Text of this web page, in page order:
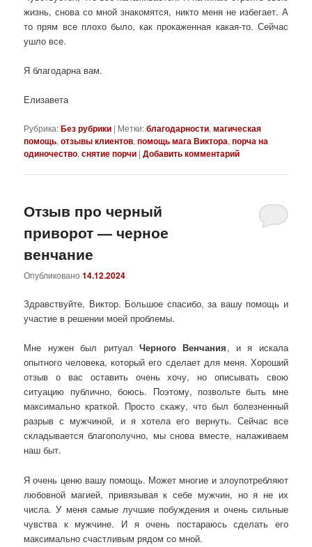
жизнь, снова со мной знакомятся, никто меня не избегает. А
то прям все плохо было, как прокаженная какая-то. Сейчас
ушло все.
Я благодарна вам.
Елизавета
Рубрика:Без рубрики | Метки:благодарности,магическая
помощь,отзывы клиентов,помощь мага Виктора,порча на
одиночество,снятие порчи |Добавить комментарий
Отзыв про черный
приворот — черное
венчание
Опубликовано14.12.2024
Здравствуйте, Виктор. Большое спасибо, за вашу помощь и
участие в решении моей проблемы.
Мне нужен был ритуал Черного Венчания, и я искала
опытного человека, который его сделает для меня. Хороший
отзыв о вас оставить очень хочу, но описывать свою
ситуацию публично, боюсь. Поэтому, позвольте быть мне
максимально краткой. Просто скажу, что был болезненный
разрыв с мужчиной, и я хотела его вернуть. Сейчас все
складывается благополучно, мы снова вместе, налаживаем
наш быт.
Я очень ценю вашу помощь. Может многие и злоупотребляют
любовной магией, привязывая к себе мужчин, но я не их
числа. У меня самые лучшие побуждения и очень сильные
чувства к мужчине. И я очень постараюсь сделать его
максимально счастливым рядом со мной.